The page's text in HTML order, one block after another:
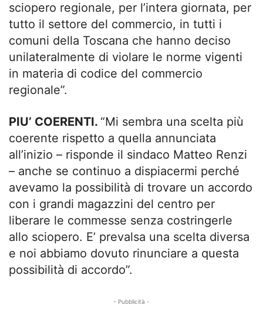
sciopero regionale, per l’intera giornata, per
tutto il settore del commercio, in tutti i
comuni della Toscana che hanno deciso
unilateralmente di violare le norme vigenti
in materia di codice del commercio
regionale”.
PIU’ COERENTI. “Mi sembra una scelta più
coerente rispetto a quella annunciata
all’inizio – risponde il sindaco Matteo Renzi
– anche se continuo a dispiacermi perché
avevamo la possibilità di trovare un accordo
con i grandi magazzini del centro per
liberare le commesse senza costringerle
allo sciopero. E’ prevalsa una scelta diversa
e noi abbiamo dovuto rinunciare a questa
possibilità di accordo”.
- Pubblicità -